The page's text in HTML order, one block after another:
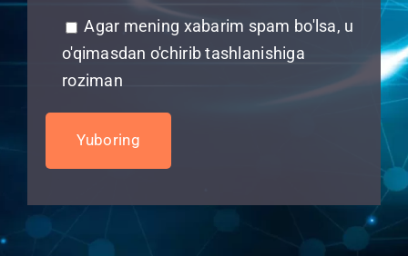
Agar mening xabarim spam bo'lsa, u
o'qimasdan o'chirib tashlanishiga
roziman